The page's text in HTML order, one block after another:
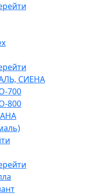
СИЕНА
700
800